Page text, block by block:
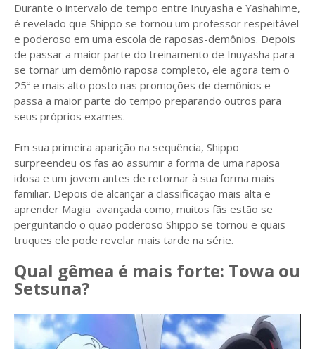
Durante o intervalo de tempo entre Inuyasha e Yashahime,
é revelado que Shippo se tornou um professor respeitável
e poderoso em uma escola de raposas-demônios. Depois
de passar a maior parte do treinamento de Inuyasha para
se tornar um demônio raposa completo, ele agora tem o
25º e mais alto posto nas promoções de demônios e
passa a maior parte do tempo preparando outros para
seus próprios exames.
Em sua primeira aparição na sequência, Shippo
surpreendeu os fãs ao assumir a forma de uma raposa
idosa e um jovem antes de retornar à sua forma mais
familiar. Depois de alcançar a classificação mais alta e
aprender Magia avançada como, muitos fãs estão se
perguntando o quão poderoso Shippo se tornou e quais
truques ele pode revelar mais tarde na série.
Qual gêmea é mais forte: Towa ou
Setsuna?